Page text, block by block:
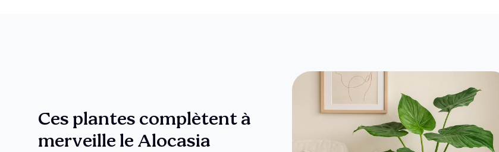
Ces plantes complètent à
merveille le Alocasia